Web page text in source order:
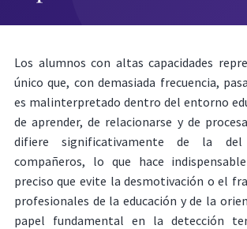
Los alumnos con altas capacidades
único que, con demasiada frecuencia,
es malinterpretado dentro del entorno
de aprender, de relacionarse y de
difiere significativamente de la
compañeros, lo que hace
preciso que evite la desmotivación o el
profesionales de la educación y de la
papel fundamental en la detección